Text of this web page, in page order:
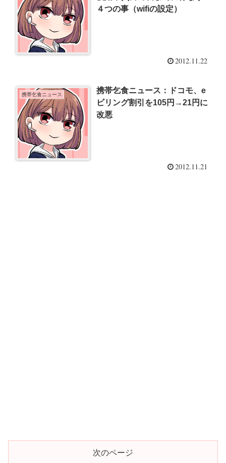
４つの事（wifiの設定）
2012.11.22
携帯乞食ニュース
携帯乞食ニュース：ドコモ、e
ビリング割引を105円→21円に
改悪
2012.11.21
次のページ